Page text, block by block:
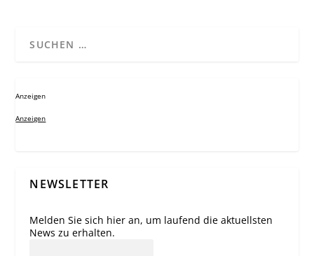
Anzeigen
Anzeigen
NEWSLETTER
Melden Sie sich hier an, um laufend die aktuellsten
News zu erhalten.